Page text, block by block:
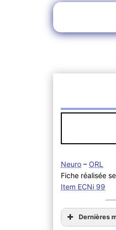
Neuro – ORL
Fiche réalisée
Item ECNi 99
Dernières